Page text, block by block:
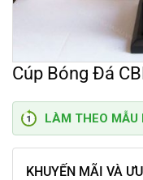
Cúp Bóng Đá
LÀM THEO MẪU
KHUYẾN MÃI VÀ